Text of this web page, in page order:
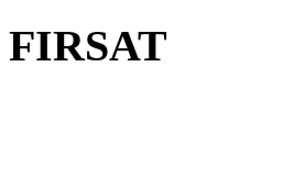
FIRSAT